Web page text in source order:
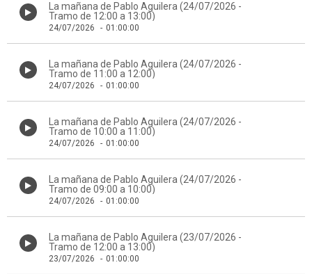
La mañana de Pablo Aguilera (24/07/2026 -
Tramo de 12:00 a 13:00)
24/07/2026 - 01:00:00
La mañana de Pablo Aguilera (24/07/2026 -
Tramo de 11:00 a 12:00)
24/07/2026 - 01:00:00
La mañana de Pablo Aguilera (24/07/2026 -
Tramo de 10:00 a 11:00)
24/07/2026 - 01:00:00
La mañana de Pablo Aguilera (24/07/2026 -
Tramo de 09:00 a 10:00)
24/07/2026 - 01:00:00
La mañana de Pablo Aguilera (23/07/2026 -
Tramo de 12:00 a 13:00)
23/07/2026 - 01:00:00